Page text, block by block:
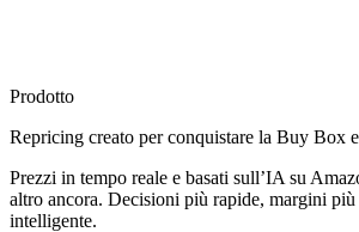
Prodotto
Repricing creato perconquistare la Buy Box
Prezzi in tempo reale e basati sull’IA su
altro ancora. Decisioni più rapide, margini più
intelligente.